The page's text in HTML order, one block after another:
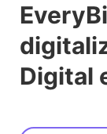
Digital